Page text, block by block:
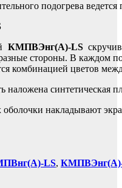
подогрева
КМПВЭнг(А)-LS
стороны. В каждом
комбинацией цветов
синтетическая
накладывают
LS,